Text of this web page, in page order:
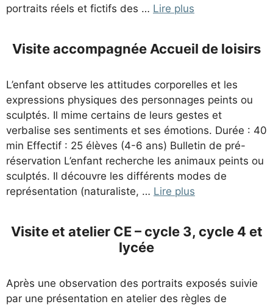
portraits réels et fictifs des … Lire plus
Visite accompagnée Accueil de loisirs
L’enfant observe les attitudes corporelles et les
expressions physiques des personnages peints ou
sculptés. Il mime certains de leurs gestes et
verbalise ses sentiments et ses émotions. Durée : 40
min Effectif : 25 élèves (4-6 ans) Bulletin de pré-
réservation L’enfant recherche les animaux peints ou
sculptés. Il découvre les différents modes de
représentation (naturaliste, … Lire plus
Visite et atelier CE – cycle 3, cycle 4 et
lycée
Après une observation des portraits exposés suivie
par une présentation en atelier des règles de